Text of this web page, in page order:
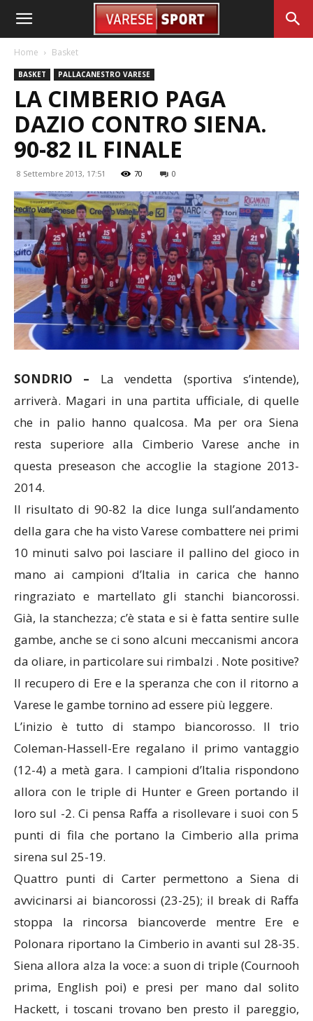
Home Basket
BASKET PALLACANESTRO VARESE
LA CIMBERIO PAGA
DAZIO CONTRO SIENA.
90-82 IL FINALE
8 Settembre 2013, 17:51 70 0
SONDRIO – La vendetta (sportiva s’intende),
arriverà. Magari in una partita ufficiale, di quelle
che in palio hanno qualcosa. Ma per ora Siena
resta superiore alla Cimberio Varese anche in
questa preseason che accoglie la stagione 2013-
2014.
Il risultato di 90-82 la dice lunga sull’andamento
della gara che ha visto Varese combattere nei primi
10 minuti salvo poi lasciare il pallino del gioco in
mano ai campioni d’Italia in carica che hanno
ringraziato e martellato gli stanchi biancorossi.
Già, la stanchezza; c’è stata e si è fatta sentire sulle
gambe, anche se ci sono alcuni meccanismi ancora
da oliare, in particolare sui rimbalzi . Note positive?
Il recupero di Ere e la speranza che con il ritorno a
Varese le gambe tornino ad essere più leggere.
L’inizio è tutto di stampo biancorosso. Il trio
Coleman-Hassell-Ere regalano il primo vantaggio
(12-4) a metà gara. I campioni d’Italia rispondono
allora con le triple di Hunter e Green portando il
loro sul -2. Ci pensa Raffa a risollevare i suoi con 5
punti di fila che portano la Cimberio alla prima
sirena sul 25-19.
Quattro punti di Carter permettono a Siena di
avvicinarsi ai biancorossi (23-25); il break di Raffa
stoppa la rincorsa biancoverde mentre Ere e
Polonara riportano la Cimberio in avanti sul 28-35.
Siena allora alza la voce: a suon di triple (Cournooh
prima, English poi) e presi per mano dal solito
Hackett, i toscani trovano ben presto il pareggio,